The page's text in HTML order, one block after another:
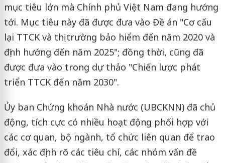
mục tiêu lớn mà Chính phủ Việt Nam đang hướng
tới. Mục tiêu này đã được đưa vào Đề án "Cơ cấu
lại TTCK và thị trường bảo hiểm đến năm 2020 và
định hướng đến năm 2025"; đồng thời, cũng đã
được đưa vào trong dự thảo "Chiến lược phát
triển TTCK đến năm 2030".
Ủy ban Chứng khoán Nhà nước (UBCKNN) đã chủ
động, tích cực có nhiều hoạt động phối hợp với
các cơ quan, bộ ngành, tổ chức liên quan để trao
đổi, xác định rõ các tiêu chí, các nhóm vấn đề